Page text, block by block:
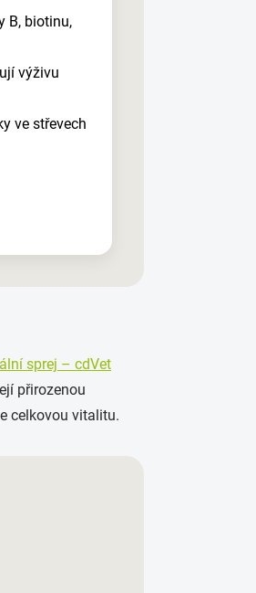
B, biotinu,
výživu
ve střevech
sprej – cdVet
přirozenou
celkovou vitalitu.